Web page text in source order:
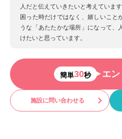
人だと伝えていきたいと考えています
困った時だけではなく、嬉しいこと
うな「あたたかな場所」になって、
けたいと思っています。
簡単30秒 エ
施設に問い合わせる